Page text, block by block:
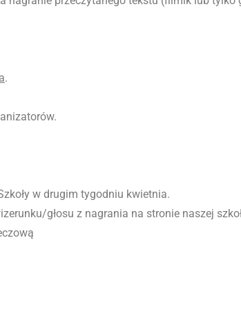
.
w drugim tygodniu kwietnia.
głosu z nagrania na stronie naszej